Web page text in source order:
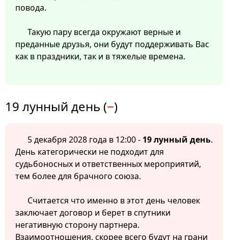
повода.
Такую пару всегда окружают верные и
преданные друзья, они будут поддерживать Вас
как в праздники, так и в тяжелые времена.
19 лунный день (−)
5 декабря 2028 года в 12:00 - 19 лунный день.
День категорически не подходит для
судьбоносных и ответственных мероприятий,
тем более для брачного союза.
Считается что именно в этот день человек
заключает договор и берет в спутники
негативную сторону партнера.
Взаимоотношения, скорее всего будут на грани